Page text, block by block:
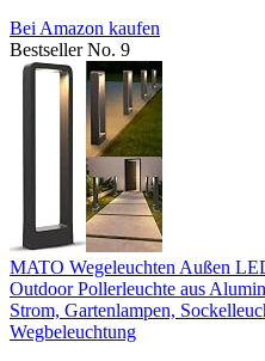
Bei Amazon kaufen
Bestseller No. 9
MATO Wegeleuchten Außen
Outdoor Pollerleuchte aus
Strom, Gartenlampen,
Wegbeleuchtung